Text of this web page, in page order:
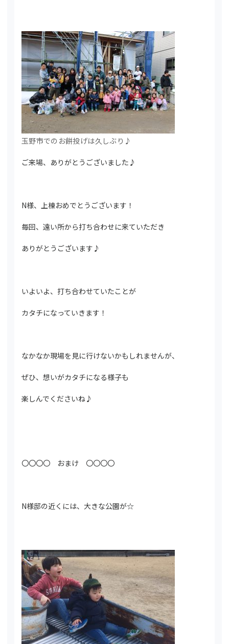
玉野市でのお餅投げは久しぶり♪
ご来場、ありがとうございました♪
N様、上棟おめでとうございます！
毎回、遠い所から打ち合わせに来ていただき
ありがとうございます♪
いよいよ、打ち合わせていたことが
カタチになっていきます！
なかなか現場を見に行けないかもしれませんが、
ぜひ、想いがカタチになる様子も
楽しんでくださいね♪
〇〇〇〇 おまけ 〇〇〇〇
N様邸の近くには、大きな公園が☆